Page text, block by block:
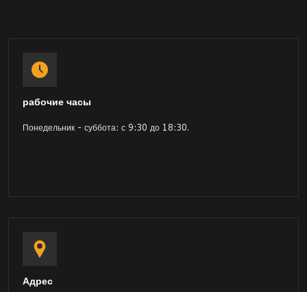
рабочие часы
Понедельник - суббота: с 9:30 до 18:30.
Адрес